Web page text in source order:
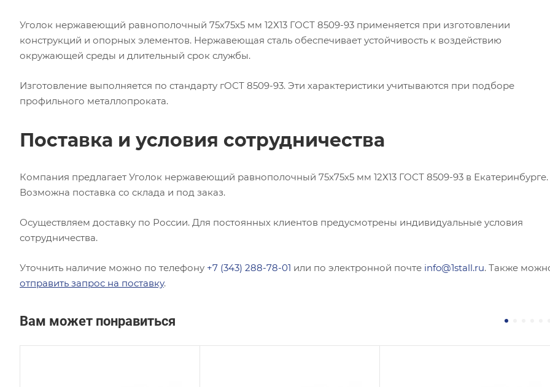
Уголок нержавеющий равнополочный 75х75х5 мм 12Х13 ГОСТ 8509-93 применяется при изготовлении
конструкций и опорных элементов. Нержавеющая сталь обеспечивает устойчивость к воздействию
окружающей среды и длительный срок службы.
Изготовление выполняется по стандарту гОСТ 8509-93. Эти характеристики учитываются при подборе
профильного металлопроката.
Поставка и условия сотрудничества
Компания предлагает Уголок нержавеющий равнополочный 75х75х5 мм 12Х13 ГОСТ 8509-93 в Екатеринбурге.
Возможна поставка со склада и под заказ.
Осуществляем доставку по России. Для постоянных клиентов предусмотрены индивидуальные условия
сотрудничества.
Уточнить наличие можно по телефону +7 (343) 288-78-01 или по электронной почте info@1stall.ru. Также
отправить запрос на поставку.
Вам может понравиться